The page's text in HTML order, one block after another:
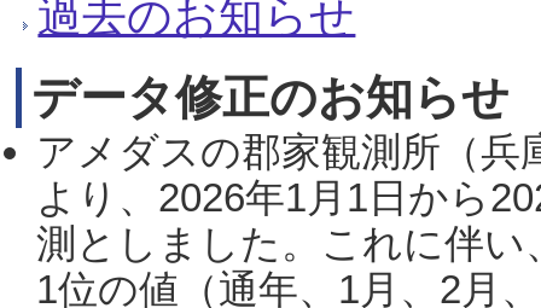
過去のお知らせ
データ修正のお知らせ
アメダスの郡家観測所（
より、2026年1月1日から
測としました。これに伴い
1位の値（通年、1月、2月